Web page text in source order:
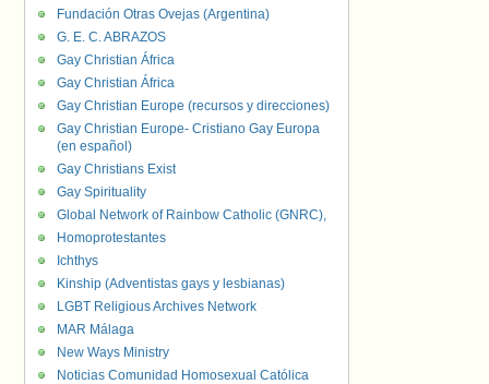
Fundación Otras Ovejas (Argentina)
G. E. C. ABRAZOS
Gay Christian África
Gay Christian África
Gay Christian Europe (recursos y direcciones)
Gay Christian Europe- Cristiano Gay Europa
(en español)
Gay Christians Exist
Gay Spirituality
Global Network of Rainbow Catholic (GNRC),
Homoprotestantes
Ichthys
Kinship (Adventistas gays y lesbianas)
LGBT Religious Archives Network
MAR Málaga
New Ways Ministry
Noticias Comunidad Homosexual Católica